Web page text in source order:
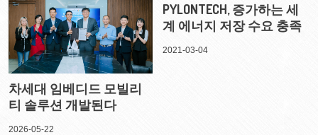
차세대 임베디드 모빌리
티 솔루션 개발된다
2026-05-22
PYLONTECH, 증가하는 세
계 에너지 저장 수요 충족
2021-03-04